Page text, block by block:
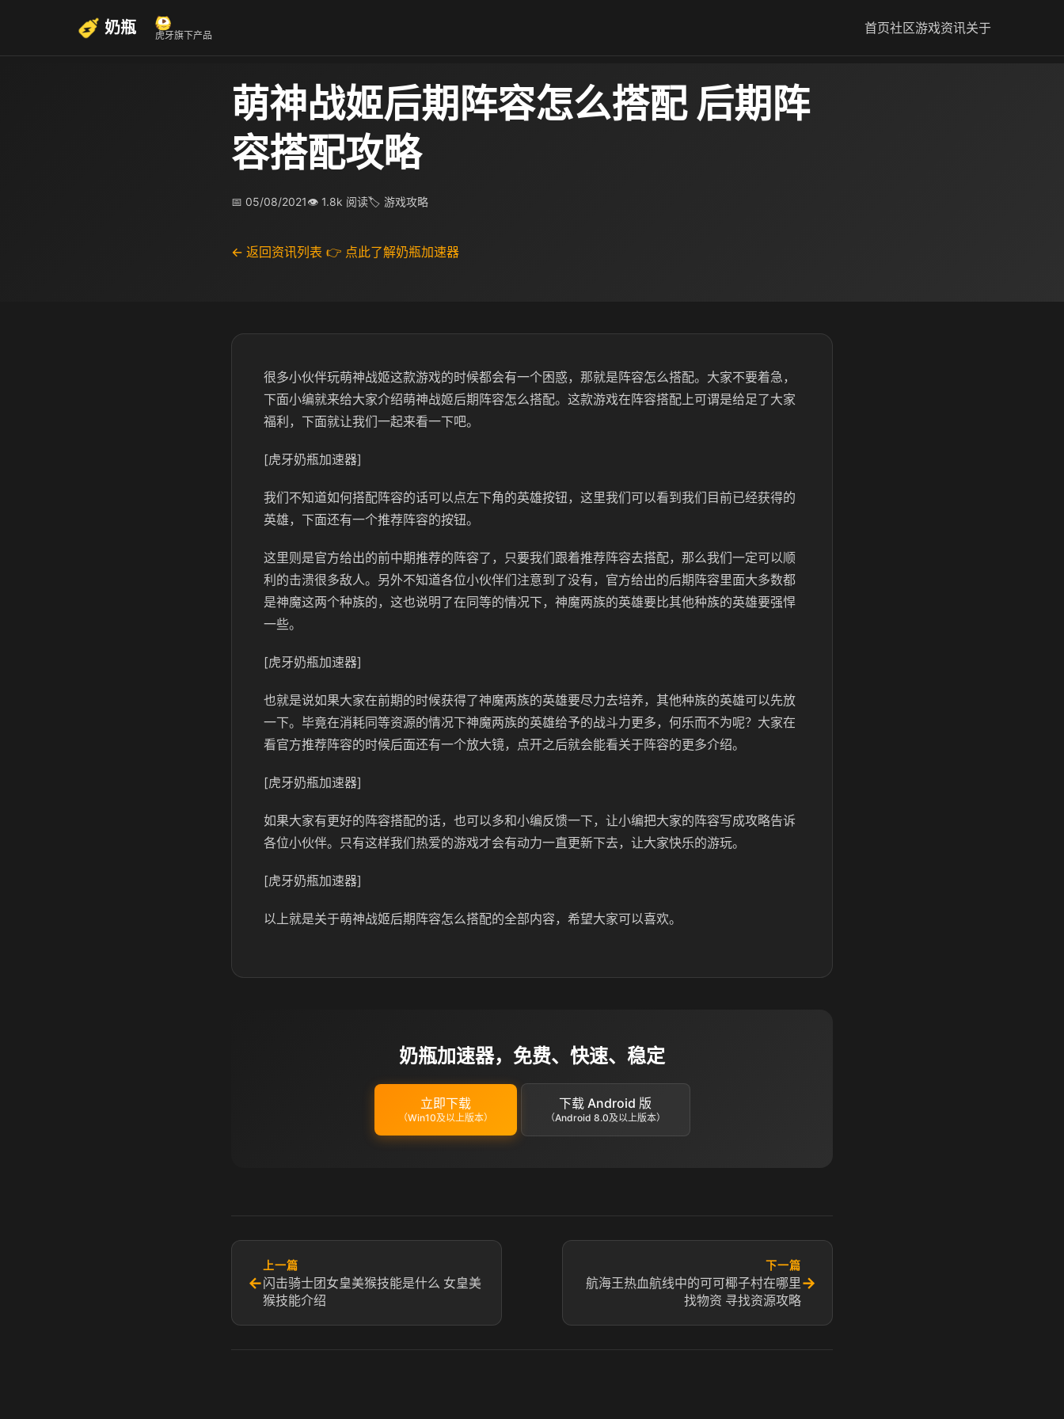
奶瓶 虎牙旗下产品 首页社区游戏资讯关于
萌神战姬后期阵容怎么搭配 后期阵
容搭配攻略
📅 05/08/2021👁 1.8k 阅读🏷 游戏攻略
← 返回资讯列表 👉 点此了解奶瓶加速器
很多小伙伴玩萌神战姬这款游戏的时候都会有一个困惑，那就是阵容怎么搭配。大家不要着急，
下面小编就来给大家介绍萌神战姬后期阵容怎么搭配。这款游戏在阵容搭配上可谓是给足了大家
福利，下面就让我们一起来看一下吧。
[虎牙奶瓶加速器]
我们不知道如何搭配阵容的话可以点左下角的英雄按钮，这里我们可以看到我们目前已经获得的
英雄，下面还有一个推荐阵容的按钮。
这里则是官方给出的前中期推荐的阵容了，只要我们跟着推荐阵容去搭配，那么我们一定可以顺
利的击溃很多敌人。另外不知道各位小伙伴们注意到了没有，官方给出的后期阵容里面大多数都
是神魔这两个种族的，这也说明了在同等的情况下，神魔两族的英雄要比其他种族的英雄要强悍
一些。
[虎牙奶瓶加速器]
也就是说如果大家在前期的时候获得了神魔两族的英雄要尽力去培养，其他种族的英雄可以先放
一下。毕竟在消耗同等资源的情况下神魔两族的英雄给予的战斗力更多，何乐而不为呢？大家在
看官方推荐阵容的时候后面还有一个放大镜，点开之后就会能看关于阵容的更多介绍。
[虎牙奶瓶加速器]
如果大家有更好的阵容搭配的话，也可以多和小编反馈一下，让小编把大家的阵容写成攻略告诉
各位小伙伴。只有这样我们热爱的游戏才会有动力一直更新下去，让大家快乐的游玩。
[虎牙奶瓶加速器]
以上就是关于萌神战姬后期阵容怎么搭配的全部内容，希望大家可以喜欢。
奶瓶加速器，免费、快速、稳定
立即下载
（Win10及以上版本）
下载 Android 版
（Android 8.0及以上版本）
←
上一篇
闪击骑士团女皇美猴技能是什么 女皇美
猴技能介绍
下一篇
航海王热血航线中的可可椰子村在哪里
找物资 寻找资源攻略
→